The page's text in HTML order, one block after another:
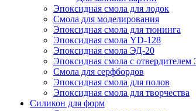
Эпоксидная смола для лодок
Смола для моделирования
Эпоксидная смола для тюнинга
Эпоксидная смола YD-128
Эпоксидная смола ЭД-20
Эпоксидная смола с
Смола для серфбордов
Эпоксидная смола для полов
Эпоксидная смола для творчества
Силикон для форм